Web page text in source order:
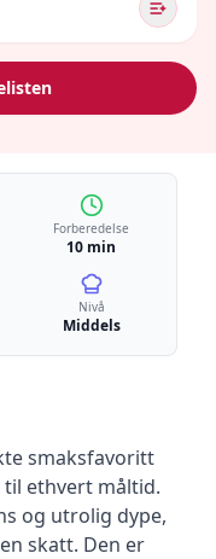
Forberedelse
10 min
Nivå
Middels
smaksfavoritt
ethvert måltid.
og utrolig dype,
skatt. Den er